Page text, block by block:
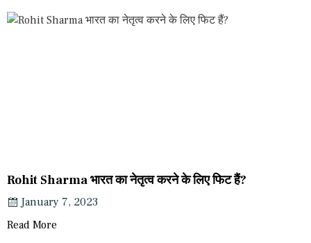
Rohit Sharma भारत का नेतृत्व करने के लिए फिट हैं?
January 7, 2023
Read More